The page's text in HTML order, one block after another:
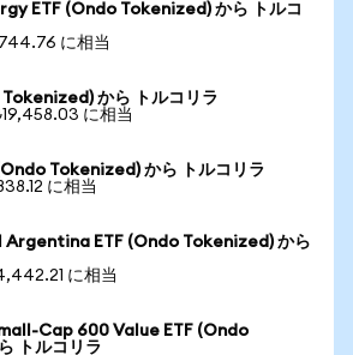
ETF (Ondo Tokenized) から トルコ
に相当
から トルコリラ
に相当
Tokenized) から トルコリラ
に相当
Argentina ETF (Ondo Tokenized) から
に相当
Cap 600 Value ETF (Ondo
トルコリラ